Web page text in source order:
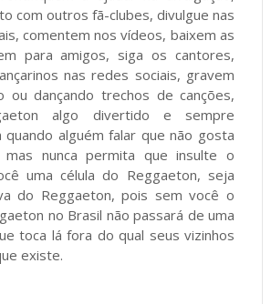
com outros fã-clubes, divulgue nas
comentem nos vídeos, baixem as
para amigos, siga os cantores,
nas redes sociais, gravem
ou dançando trechos de canções,
algo divertido e sempre
quando alguém falar que não gosta
mas nunca permita que insulte o
uma célula do Reggaeton, seja
do Reggaeton, pois sem você o
no Brasil não passará de uma
toca lá fora do qual seus vizinhos
existe.